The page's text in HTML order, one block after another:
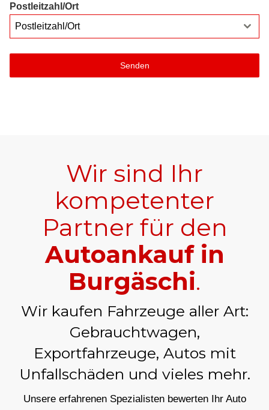
Postleitzahl/Ort
Postleitzahl/Ort
Senden
Wir sind Ihr
kompetenter
Partner für den
Autoankauf in
Burgäschi.
Wir kaufen Fahrzeuge aller Art:
Gebrauchtwagen,
Exportfahrzeuge, Autos mit
Unfallschäden und vieles mehr.
Unsere erfahrenen Spezialisten bewerten Ihr Auto